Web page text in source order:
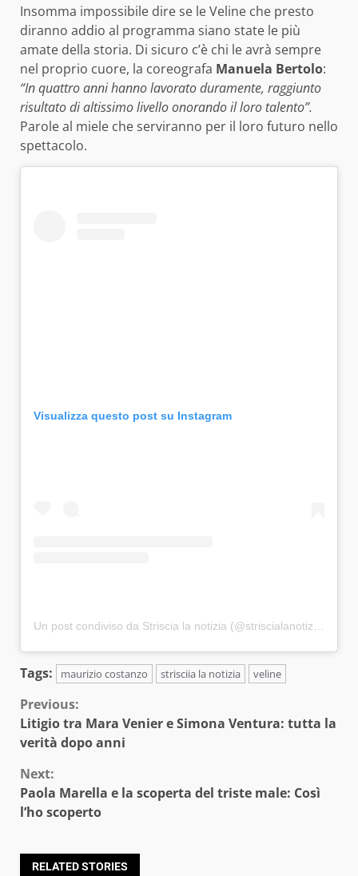
Insomma impossibile dire se le Veline che presto
diranno addio al programma siano state le più
amate della storia. Di sicuro c’è chi le avrà sempre
nel proprio cuore, la coreografa Manuela Bertolo:
“In quattro anni hanno lavorato duramente, raggiunto
risultato di altissimo livello onorando il loro talento”.
Parole al miele che serviranno per il loro futuro nello
spettacolo.
Visualizza questo post su Instagram
Un post condiviso da Striscia la notizia (@striscialanotizia)
Tags: maurizio costanzo strisciia la notizia veline
Continue
Reading
Previous:
Litigio tra Mara Venier e Simona Ventura: tutta la
verità dopo anni
Next:
Paola Marella e la scoperta del triste male: Così
l’ho scoperto
RELATED STORIES